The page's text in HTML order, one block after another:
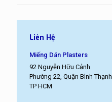
Liên Hệ
Miếng Dán Plasters
92 Nguyễn Hữu Cảnh
Phường 22, Quận Bình Thạnh
TP HCM